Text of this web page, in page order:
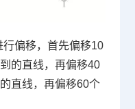
偏移，首先偏移10
的直线，再偏移40
直线，再偏移60个